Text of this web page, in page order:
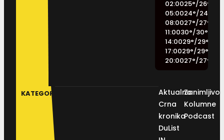
02:0025°/26°
05:0024°/24
08:0027°/27°
11:0030°/30°
14:0029°/29°
17:0029°/29°
20:0027°/27°
KATEGORIJE
Aktualno
Crna
kronika
DuList
Kolumne
Podcast